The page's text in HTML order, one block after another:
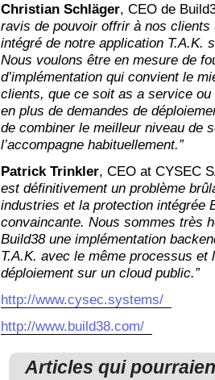
Christian Schläger, CEO de
ravis de pouvoir offrir à nos clients
intégré de notre application T.A.K.
Nous voulons être en mesure de
d’implémentation qui convient le
clients, que ce soit as a service
en plus de demandes de
de combiner le meilleur niveau de
l’accompagne habituellement.”
Patrick Trinkler, CEO at CYSEC
est définitivement un problème
industries et la protection intégrée
convaincante. Nous sommes très
Build38 une implémentation
T.A.K. avec le même processus
déploiement sur un cloud public.”
http://www.cysec.systems/
http://www.build38.com/
Articles qui